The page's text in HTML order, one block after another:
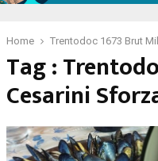
Home Trentodoc 1673 Brut
Tag :
Cesarini